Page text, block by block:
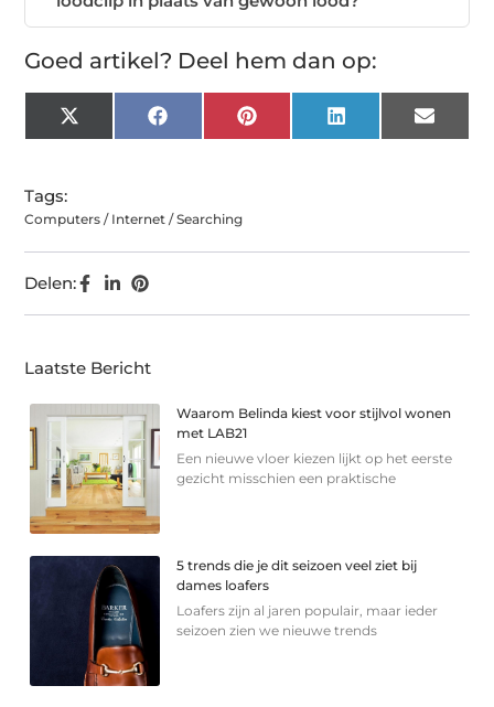
Goed artikel? Deel hem dan op:
X
(Twitter)
FacebookPinterest LinkedIn Email
Tags:
Computers / Internet / Searching
Delen:
Laatste Bericht
Waarom Belinda kiest voor stijlvol wonen
met LAB21
Een nieuwe vloer kiezen lijkt op het eerste
gezicht misschien een praktische
5 trends die je dit seizoen veel ziet bij
dames loafers
Loafers zijn al jaren populair, maar ieder
seizoen zien we nieuwe trends